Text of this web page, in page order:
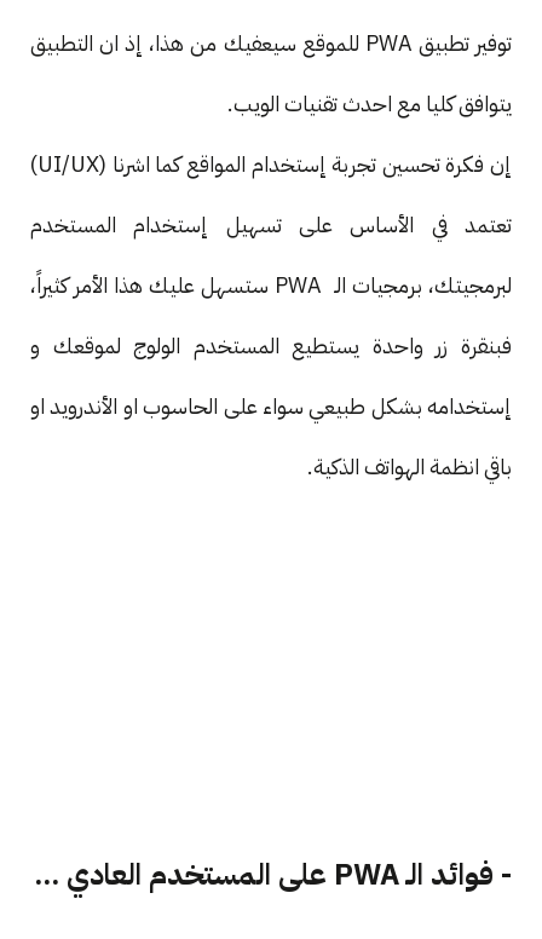
توفير تطبيق PWA للموقع سيعفيك من هذا، إذ ان التطبيق
يتوافق كليا مع احدث تقنيات الويب.
إن فكرة تحسين تجربة إستخدام المواقع كما اشرنا (UI/UX)
تعتمد في الأساس على تسهيل إستخدام المستخدم
لبرمجيتك، برمجيات الـ PWA ستسهل عليك هذا الأمر كثيراً،
فبنقرة زر واحدة يستطيع المستخدم الولوج لموقعك و
إستخدامه بشكل طبيعي سواء على الحاسوب او الأندرويد او
باقي انظمة الهواتف الذكية.
- فوائد الـ PWA على المستخدم العادي ...